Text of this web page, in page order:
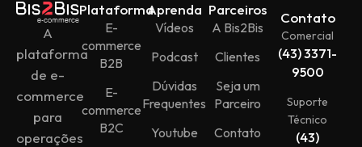
A
plataforma
de e-
commerce
para
operações
Plataforma
E-
commerce
B2B
E-
commerce
B2C
Aprenda
Vídeos
Podcast
Dúvidas
Frequentes
Youtube
Parceiros
A Bis2Bis
Clientes
Seja um
Parceiro
Contato
Contato
Comercial
(43) 3371-
9500
Suporte
Técnico
(43)